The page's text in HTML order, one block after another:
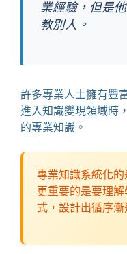
業經驗，但是
教別人。
許多專業人士擁有豐
進入知識變現領域時
的專業知識。
專業知識系統化的
更重要的是要理
式，設計出循序漸